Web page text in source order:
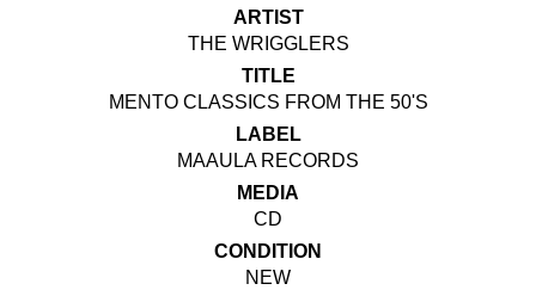
ARTIST
THE WRIGGLERS
TITLE
MENTO CLASSICS FROM THE 50'S
LABEL
MAAULA RECORDS
MEDIA
CD
CONDITION
NEW